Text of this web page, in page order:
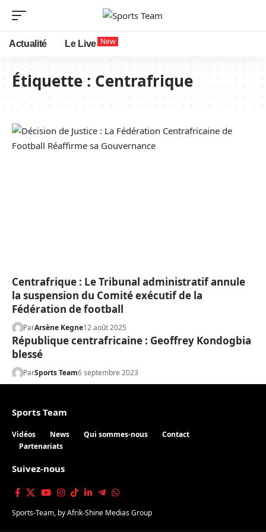
Actualité Le Live New
Étiquette :Centrafrique
Centrafrique : Le Tribunal administratif annule
la suspension du Comité exécutif de la
Fédération de football
ParArsène Kegne12 août 2025
République centrafricaine : Geoffrey Kondogbia
blessé
ParSports Team6 septembre 2023
Sports Team
Vidéos News Qui sommes-nous
Contact
Partenariats
Suivez-nous
Sports-Team, byAfrik-Shine Medias Group